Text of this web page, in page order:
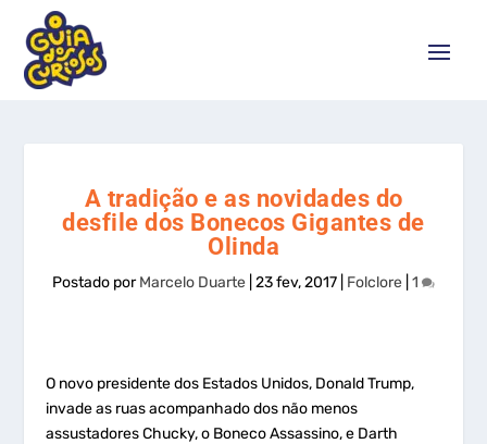
A tradição e as novidades do
desfile dos Bonecos Gigantes de
Olinda
Postado porMarcelo Duarte 23 fev, 2017 Folclore 1
O novo presidente dos Estados Unidos, Donald Trump,
invade as ruas acompanhado dos não menos
assustadores Chucky, o Boneco Assassino, e Darth